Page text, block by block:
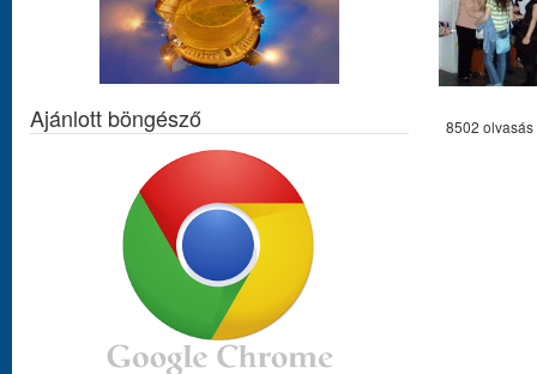
8502 olvasás
Ajánlott böngésző